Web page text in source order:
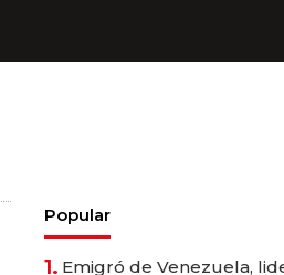
Popular
1. Emigró de Venezuela,